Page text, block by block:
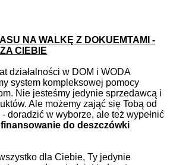
NA WALKĘ Z DOKUEMTAMI -
CIEBIE
działalności w DOM i WODA
system kompleksowej pomocy
Nie jesteśmy jedynie sprzedawcą i
Ale możemy zająć się Tobą od
doradzić w wyborze, ale też wypełnić
do deszczówki
dla Ciebie, Ty jedynie